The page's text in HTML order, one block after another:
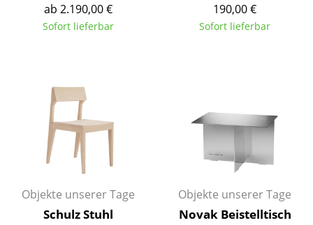
Gartentische
... alle Tische
Aufbewahren
Regale & Schränke
Wandregale
ab 2.190,00 €
Sofort lieferbar
190,00 €
Sofort lieferbar
Objekte unserer Tage
Schulz Stuhl
Objekte unserer Tage
Novak Beistelltisch